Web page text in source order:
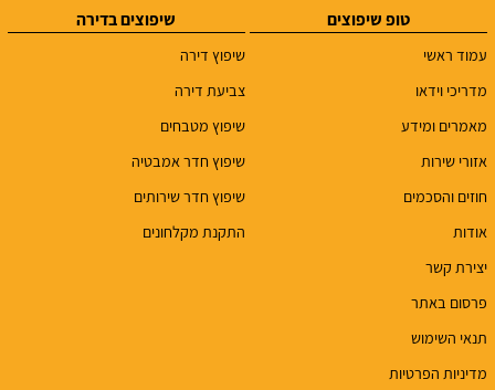
טופ שיפוצים
עמוד ראשי
מדריכי וידאו
מאמרים ומידע
אזורי שירות
חוזים והסכמים
אודות
יצירת קשר
פרסום באתר
תנאי השימוש
מדיניות הפרטיות
שיפוצים בדירה
שיפוץ דירה
צביעת דירה
שיפוץ מטבחים
שיפוץ חדר אמבטיה
שיפוץ חדר שירותים
התקנת מקלחונים